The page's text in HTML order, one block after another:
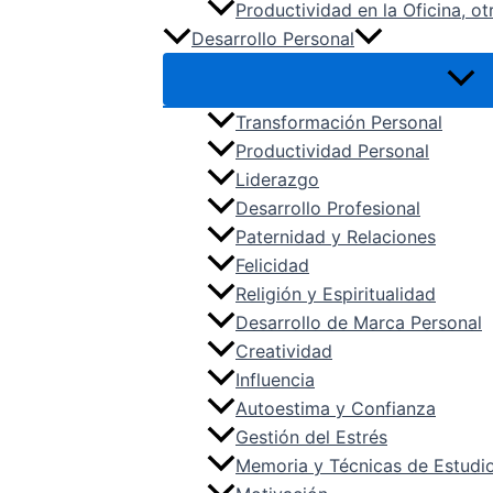
Productividad en la Oficina,
Desarrollo Personal
Transformación Personal
Productividad Personal
Liderazgo
Desarrollo Profesional
Paternidad y Relaciones
Felicidad
Religión y Espiritualidad
Desarrollo de Marca Personal
Creatividad
Influencia
Autoestima y Confianza
Gestión del Estrés
Memoria y Técnicas de